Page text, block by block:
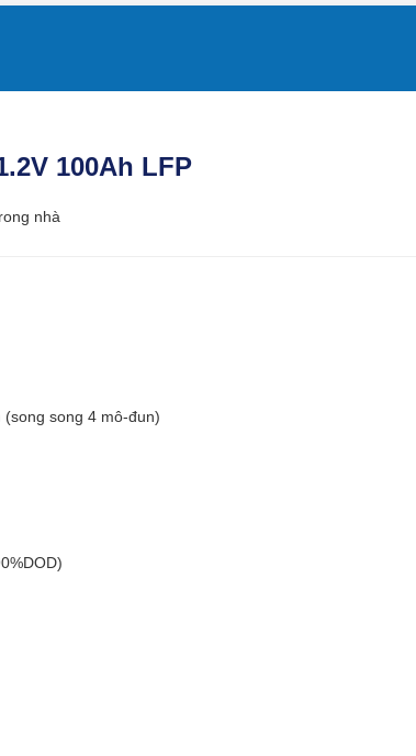
100Ah LFP
nhà
song 4 mô-đun)